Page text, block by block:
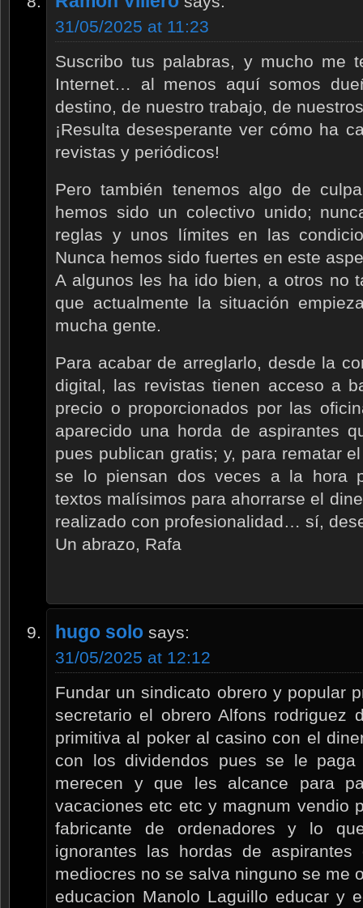
31/05/2025 at 11:23
Suscribo tus palabras, y mucho me
Internet… al menos aquí somos
destino, de nuestro trabajo, de
¡Resulta desesperante ver cómo ha
revistas y periódicos!
Pero también tenemos algo de
hemos sido un colectivo unido;
reglas y unos límites en las
Nunca hemos sido fuertes en este
A algunos les ha ido bien, a otros no
que actualmente la situación
mucha gente.
Para acabar de arreglarlo, desde la
digital, las revistas tienen acceso a
precio o proporcionados por las
aparecido una horda de aspirantes
pues publican gratis; y, para rematar
se lo piensan dos veces a la hora
textos malísimos para ahorrarse el
realizado con profesionalidad… sí,
Un abrazo, Rafa
hugo solo says:
31/05/2025 at 12:12
Fundar un sindicato obrero y popular
secretario el obrero Alfons rodriguez
primitiva al poker al casino con el
con los dividendos pues se le
merecen y que les alcance para
vacaciones etc etc y magnum vendio
fabricante de ordenadores y lo
ignorantes las hordas de
mediocres no se salva ninguno se me
educacion Manolo Laguillo educar y